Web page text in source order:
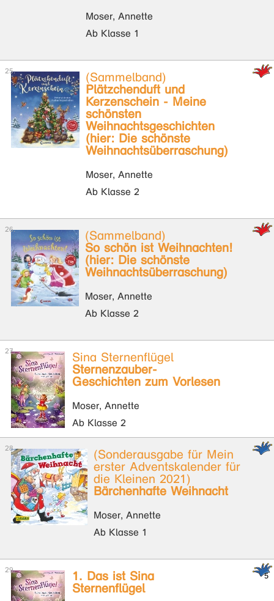
Moser, Annette
Ab Klasse 1
(Sammelband)
Plätzchenduft und
Kerzenschein - Meine
schönsten
Weihnachtsgeschichten
(hier: Die schönste
Weihnachtsüberraschung)
Moser, Annette
Ab Klasse 2
(Sammelband)
So schön ist Weihnachten!
(hier: Die schönste
Weihnachtsüberraschung)
Moser, Annette
Ab Klasse 2
Sina Sternenflügel
Sternenzauber-
Geschichten zum Vorlesen
Moser, Annette
Ab Klasse 2
(Sonderausgabe für Mein
erster Adventskalender für
die Kleinen 2021)
Bärchenhafte Weihnacht
Moser, Annette
Ab Klasse 1
1. Das ist Sina
Sternenflügel